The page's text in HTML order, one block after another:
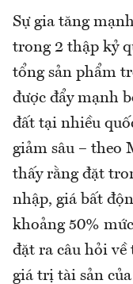
Sự gia tăng
trong 2 thập kỷ
tổng sản phẩm
được đẩy mạnh
đất tại nhiều
giảm sâu – theo
thấy rằng đặt
nhập, giá bất
khoảng 50%
đặt ra câu hỏi về
giá trị tài sản